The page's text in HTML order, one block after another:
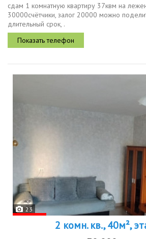
сдам 1 комнатную квартиру 37квм на
30000счётчики, залог 20000 можно
длительный срок, .
23
2 комн. кв., 40м²,